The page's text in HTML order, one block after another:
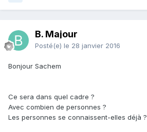
B. Majour
Posté(e) le 28 janvier 2016
Bonjour Sachem
Ce sera dans quel cadre ?
Avec combien de personnes ?
Les personnes se connaissent-elles déjà ?